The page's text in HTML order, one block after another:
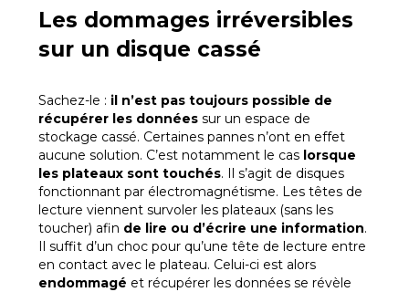
Les dommages irréversibles
sur un disque cassé
Sachez-le : il n’est pas toujours possible de
récupérer les données sur un espace de
stockage cassé. Certaines pannes n’ont en effet
aucune solution. C’est notamment le cas lorsque
les plateaux sont touchés. Il s’agit de disques
fonctionnant par électromagnétisme. Les têtes de
lecture viennent survoler les plateaux (sans les
toucher) afin de lire ou d’écrire une information.
Il suffit d’un choc pour qu’une tête de lecture entre
en contact avec le plateau. Celui-ci est alors
endommagé et récupérer les données se révèle